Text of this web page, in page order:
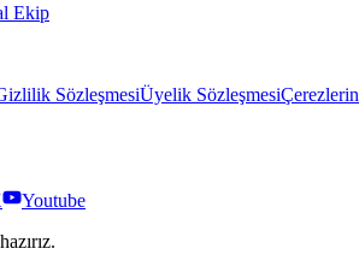
Ekip
SözleşmesiÜyelik Sözleşmesi
Youtube